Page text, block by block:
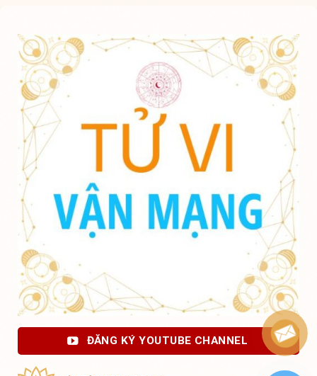
ĐĂNG KÝ YOUTUBE CHANNEL